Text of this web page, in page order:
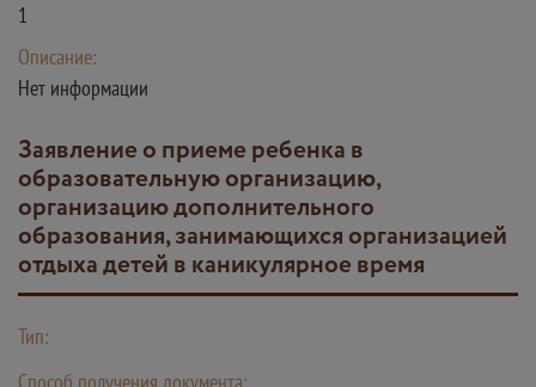
1
Описание:
Нет информации
Заявление о приеме ребенка в
образовательную организацию,
организацию дополнительного
образования, занимающихся организацией
отдыха детей в каникулярное время
Тип: